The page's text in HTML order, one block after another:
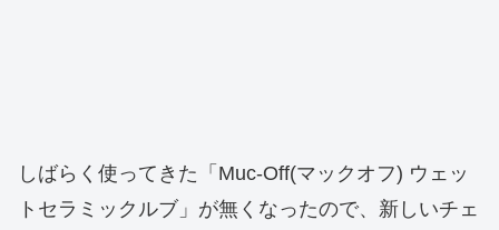
しばらく使ってきた「Muc-Off(マックオフ) ウェッ
トセラミックルブ」が無くなったので、新しいチェ